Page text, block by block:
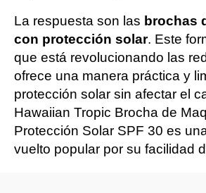
La respuesta son las brochas
con protección solar. Este
que está revolucionando las
ofrece una manera práctica y
protección solar sin afectar el
Hawaiian Tropic Brocha de
Protección Solar SPF 30 es
vuelto popular por su facilidad